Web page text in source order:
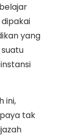
yang
ini,
tak